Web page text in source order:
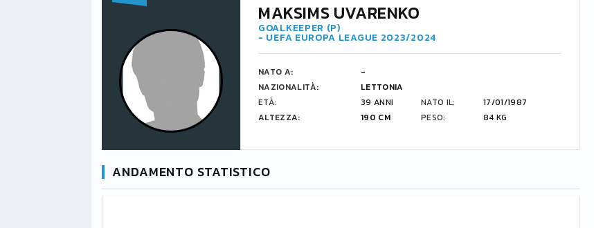
MAKSIMS UVARENKO
GOALKEEPER (P)
- UEFA EUROPA LEAGUE 2023/2024
NATO A:
-
NAZIONALITÀ:
LETTONIA
ETÀ:
39 ANNI NATO IL:
17/01/1987
ALTEZZA:
190 CM PESO: 84 KG
ANDAMENTO STATISTICO